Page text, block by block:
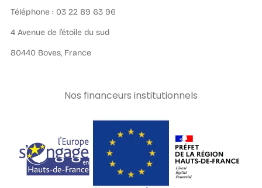
Téléphone : 03 22 89 63 96
4 Avenue de l’étoile du sud
80440 Boves, France
Nos financeurs institutionnels